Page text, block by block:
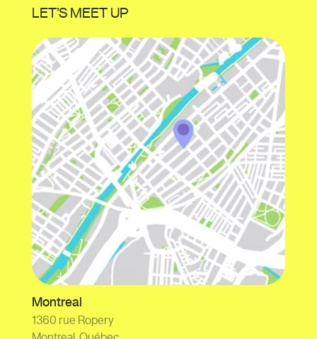
LET’S MEET UP
Montreal
1360 rue Ropery
Montreal, Québec